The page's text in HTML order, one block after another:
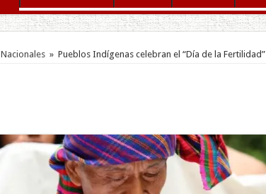
Nacionales » Pueblos Indígenas celebran el “Día de la Fertilidad”